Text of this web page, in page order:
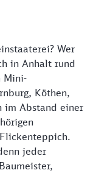
Wer
in Anhalt rund
Mini-
Köthen,
im Abstand einer
jeder